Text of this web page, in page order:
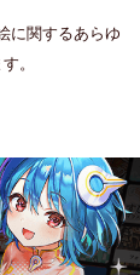
に関するあらゆ
。